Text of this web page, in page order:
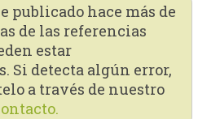
publicado hace más de
de las referencias
estar
Si detecta algún error,
a través de nuestro